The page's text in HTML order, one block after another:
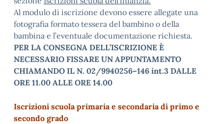
Al modulo di iscrizione devono essere allegate una
fotografia formato tessera del bambino o della
bambina e l’eventuale documentazione richiesta.
PER LA CONSEGNA DELL’ISCRIZIONE È
NECESSARIO FISSARE UN APPUNTAMENTO
CHIAMANDO IL N. 02/9940256–146 int.3 DALLE
ORE 11.00 ALLE ORE 14.00
Iscrizioni scuola primaria e secondaria di primo e
secondo grado